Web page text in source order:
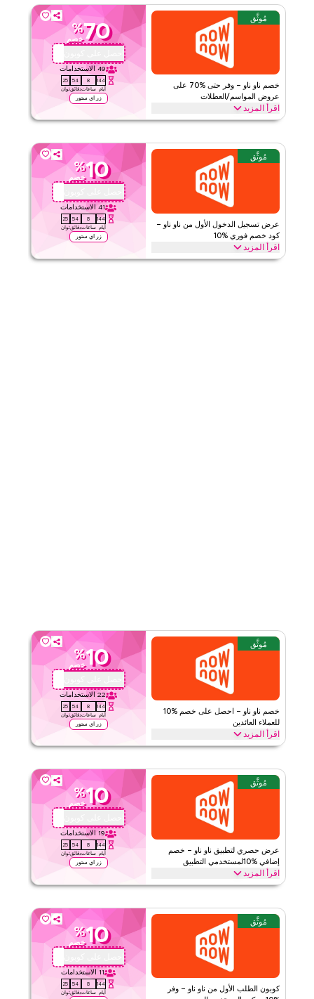
مشترياتك بالكامل اليوم
الأحكام والشروط
الحد الأدنى للطلب
ينطبق على
تطبيق
الفئات
على مستوى الموقع
مُوثَّق
خصم ناو ناو – وفر حتى %70 على
عروض المواسم/العطلات
اقرأ المزيد
70
%
خصم
احصل على كوبون
49 الاستخدامات
144
أيام
8
ساعات
54
دقائق
24
ثوان
زر اي ستور
وفر حتى %70 مع هذا الكوبون من ناو ناو خلال مواسم العروض الاحتفالية،
العطلات. استرد العرض الآن
الأحكام والشروط
الحد الأدنى للطلب
تطبيق
الفئات
على مستوى الموقع
مُوثَّق
عرض تسجيل الدخول الأول من ناو ناو –
كود خصم فوري %10
اقرأ المزيد
10
%
خصم
احصل على كوبون
41 الاستخدامات
144
أيام
8
ساعات
54
دقائق
24
ثوان
زر اي ستور
هل أنت جديد على ناو ناو؟ سجّل الدخول لأول مرة وطبق هذا الكوبون من
مُوثَّق
خصم ناو ناو – احصل على خصم %10
للعملاء العائدين
اقرأ المزيد
10
%
خصم
احصل على كوبون
22 الاستخدامات
144
أيام
8
ساعات
54
دقائق
24
ثوان
زر اي ستور
تعود إلى ناو ناو؟ استرد هذا الكوبون الولائي لتوفير %10 فوراً على طلبك
ناو ناو الأحكام والشروط
الحد الأدنى للطلب
الفئات
على مستوى الموقع
مُوثَّق
عرض حصري لتطبيق ناو ناو – خصم
إضافي %10لمستخدمي التطبيق
اقرأ المزيد
10
%
خصم
احصل على كوبون
19 الاستخدامات
144
أيام
8
ساعات
54
دقائق
24
ثوان
زر اي ستور
احصل على خصم إضافي %10عند التسوق من خلال تطبيق ناو ناو. حمّل
فقط على جميع مشترياتك
الأحكام والشروط
الحد الأدنى للطلب
ينطبق على
تطبيق
الفئات
على مستوى الموقع
مُوثَّق
كوبون الطلب الأول من ناو ناو – وفر
10
%
خصم
احصل على كوبون
11 الاستخدامات
144
أيام
8
ساعات
54
دقائق
24
ثوان